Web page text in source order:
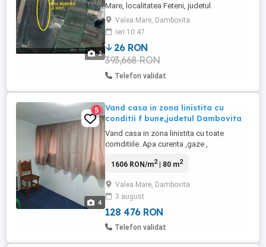
2
Mare, localitatea Feteni, judetul
Dambovita, cu deschidere 25m. la
soseaua Bucuresti-Pitesti DN7. Cadastru,
intabulare. Toate utilitatile.
Valea Mare, Dambovita
ieri 10:47
26 RON
393,668 RON
Telefon validat
4
5
Vand casa in zona linistita cu
conditii f bune,judetul Dambovita
Vand casa in zona linistita cu toate
comditiile. Apa curenta ,gaze ,
1606 RON/m2| 80 m2
Valea Mare, Dambovita
3 august
128 476 RON
Telefon validat